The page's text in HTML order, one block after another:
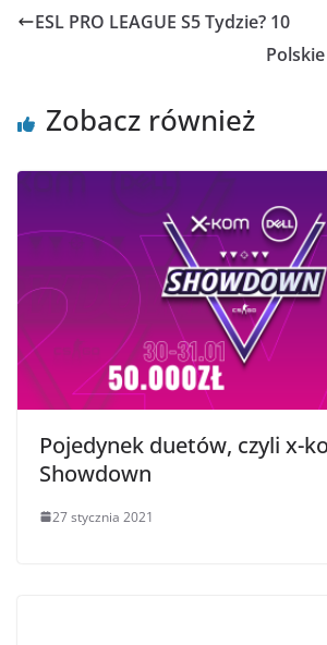
ESL PRO LEAGUE S5 Tydzie? 10
Zobacz również
Pojedynek duetów, czyli x-
Showdown
27 stycznia 2021